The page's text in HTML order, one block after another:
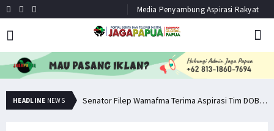
Media Penyambung Aspirasi Rakyat
HEADLINE NEWS Senator Filep: Miras Jelas Sumbang Angka Kematian di Papua Senator Filep Wamafma Terima Aspirasi Tim DOB Manokwari Barat